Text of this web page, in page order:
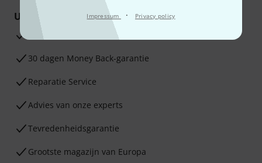
Impressum · Privacy policy
Uw voordelen
3 jaar Thomann garantie
30 dagen Money Back-garantie
Reparatie Service
Advies van onze experts
Tevredenheidsgarantie
Grootste magazijn van Europa